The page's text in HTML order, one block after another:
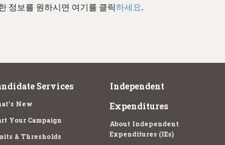
정보를 원하시면 여기를 클릭하세요.
Services
New
Your Campaign
& Thresholds
Independent
Expenditures
About Independent
Expenditures (IEs)